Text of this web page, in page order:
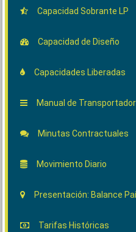
Capacidad Sobrante LP
Capacidad de Diseño
Capacidades Liberadas
Manual de Transportador
Minutas Contractuales
Movimiento Diario
Presentación: Balance
Tarifas Históricas